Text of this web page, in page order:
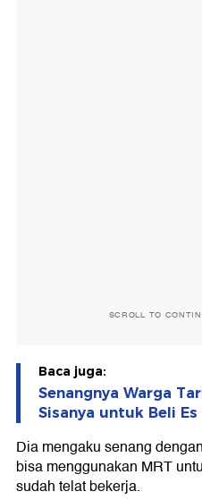
SCROLL TO
Baca juga:
Senangnya Warga
Sisanya untuk Beli Es
Dia mengaku senang
bisa menggunakan MRT
sudah telat bekerja.